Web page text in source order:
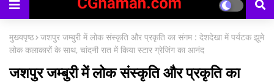
मुख्यपृष्ठ जशपुर जम्बुरी में लोक संस्कृति और प्रकृति का संगम : देशदेखा में पर्यटक झूमे
लोक कलाकारों के साथ, चांदनी रात में किया स्टार ग्रेजिंग का आनंद
जशपुर जम्बुरी में लोक संस्कृति और प्रकृति का